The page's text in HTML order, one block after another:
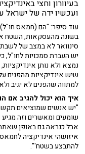
בעיוורון וחצי
ועכשיו ידה של ישראל
עוד סיפר: "הם (חמאס
בשונה מהעסקאות, השטח
סינוואר לא במצב של
יש העברת סמכויות לחו"ל,
נמצא ולא נותן
שיש אינדיקציות מהפנים
למתווה שהפנים לא יגיב
איך הוא יכול להגיב אם
"יש אנשים שמוציאים
שומעים ומאשרים וזה
אבל כנראה גם באופן
איזושהי אינדיקציה
להתבצע בשטח'".